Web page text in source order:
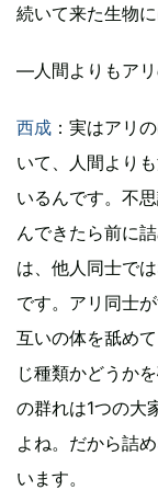
続いて来た生物
―人間よりもアリ
西成 ：実はアリ
いて、人間より
いるんです。不
んできたら前に
は、他人同士で
です。アリ同士
互いの体を舐め
じ種類かどうか
の群れは1つの大
よね。だから詰
います。